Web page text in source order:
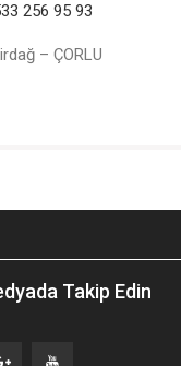
256 95 93
– ÇORLU
Takip Edin